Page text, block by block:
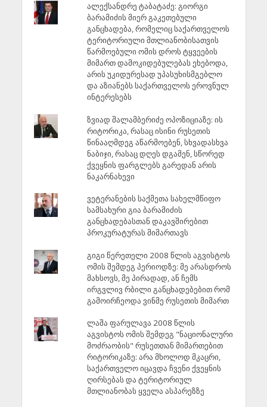
ალექსანდრე ტაბატაძე: გიორგი
ბარამიძის მიერ გაკეთებული
განცხადება, რომელიც საქართველოს
ტერიტორიული მთლიანობისათვის
წარმოებული ომის დროს ტყვეების
მიმართ დამოკიდებულებას ეხებოდა,
არის უკიდურესად უპასუხისმგებლო
და აზიანებს საქართველოს ეროვნულ
ინტერესებს
ზვიად შალამბერიძე ოპოზიციაზე: ის
რიტორიკა, რასაც ისინი რუსეთის
წინააღმდეგ აწარმოებენ, სხვადასხვა
ნაბიჯი, რასაც დღეს დგამენ, სწორედ
ქვეყნის ფარგლებს გარედან არის
ნაკარნახევი
ვეტერანების საქმეთა სახელმწიფო
სამსახური გია ბარამიძის
განცხადებასთან დაკავშირებით
პროკურატურას მიმართავს
გიგი წერეთელი 2008 წლის აგვისტოს
ომის შემდეგ პერიოდზე: მე არასდროს
მახსოვს, მე პირადად, ან ჩემს
ირგვლივ რბილი განცხადებებით რომ
გამოირჩეოდა ვინმე რუსეთის მიმართ
ლაშა ფარულავა 2008 წლის
აგვისტოს ომის შემდეგ "ნაციონალური
მოძრაობის" რუსეთთან მიმართებით
რიტორიკაზე: არა მხოლოდ მკაცრი,
საქართველო იცავდა ჩვენი ქვეყნის
ღირსებას და ტერიტორიულ
მთლიანობას ყველა ასპარეზზე